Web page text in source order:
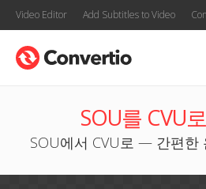
Video Editor Add Subtitles to Video
SOU를 CVU
SOU에서 CVU로 — 간편한